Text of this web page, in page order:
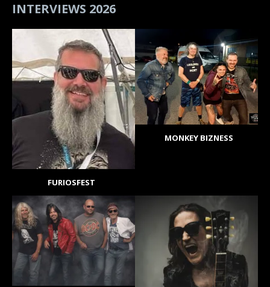
INTERVIEWS 2026
FURIOSFEST
MONKEY BIZNESS